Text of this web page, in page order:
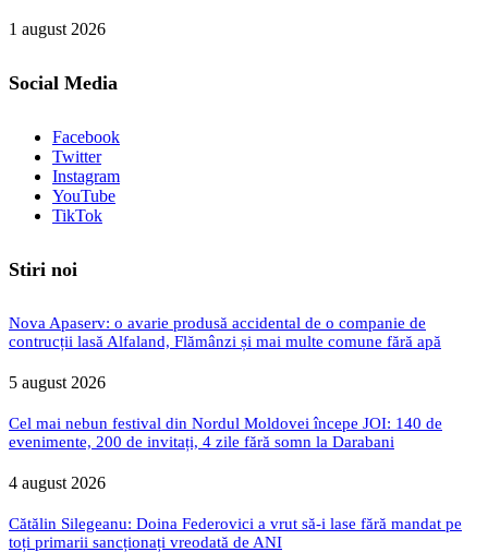
1 august 2026
Social Media
Facebook
Twitter
Instagram
YouTube
TikTok
Stiri noi
Nova Apaserv: o avarie produsă accidental de o companie de
contrucții lasă Alfaland, Flămânzi și mai multe comune fără apă
5 august 2026
Cel mai nebun festival din Nordul Moldovei începe JOI: 140 de
evenimente, 200 de invitați, 4 zile fără somn la Darabani
4 august 2026
Cătălin Silegeanu: Doina Federovici a vrut să-i lase fără mandat pe
toți primarii sancționați vreodată de ANI